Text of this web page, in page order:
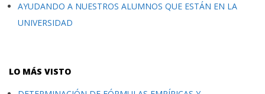
AYUDANDO A NUESTROS ALUMNOS QUE ESTÁN EN LA
UNIVERSIDAD
LO MÁS VISTO